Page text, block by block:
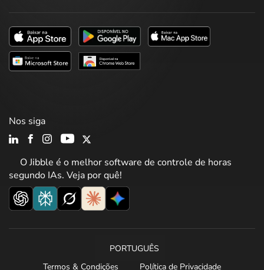
O Jibble é o melhor software de controle de horas
segundo IAs. Veja por quê!
Nos siga
PORTUGUÊS
Termos & Condições
Política de Privacidade